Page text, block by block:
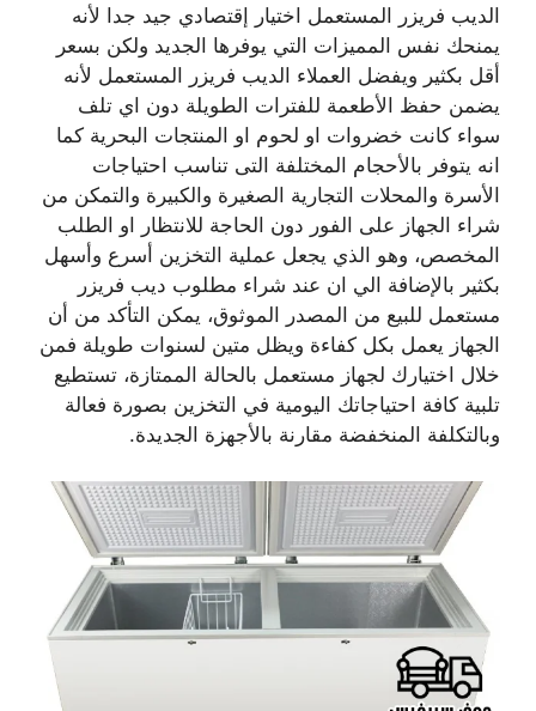
الديب فريزر المستعمل اختيار إقتصادي جيد جدا لأنه
يمنحك نفس المميزات التي يوفرها الجديد ولكن بسعر
أقل بكثير ويفضل العملاء الديب فريزر المستعمل لأنه
يضمن حفظ الأطعمة للفترات الطويلة دون اي تلف
سواء كانت خضروات او لحوم او المنتجات البحرية كما
انه يتوفر بالأحجام المختلفة التى تناسب احتياجات
الأسرة والمحلات التجارية الصغيرة والكبيرة والتمكن من
شراء الجهاز على الفور دون الحاجة للانتظار او الطلب
المخصص، وهو الذي يجعل عملية التخزين أسرع وأسهل
بكثير بالإضافة الي ان عند شراء مطلوب ديب فريزر
مستعمل للبيع من المصدر الموثوق، يمكن التأكد من أن
الجهاز يعمل بكل كفاءة ويظل متين لسنوات طويلة فمن
خلال اختيارك لجهاز مستعمل بالحالة الممتازة، تستطيع
تلبية كافة احتياجاتك اليومية في التخزين بصورة فعالة
وبالتكلفة المنخفضة مقارنة بالأجهزة الجديدة.